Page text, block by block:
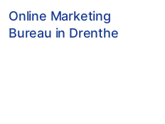
Online Marketing
Bureau in Drenthe